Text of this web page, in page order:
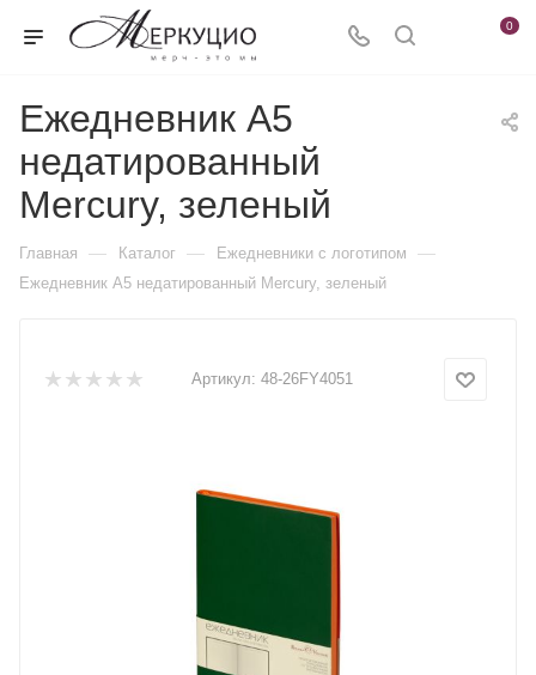
0
Ежедневник А5
недатированный
Mercury, зеленый
Главная — Каталог — Ежедневники c логотипом —
Ежедневник А5 недатированный Mercury, зеленый
Артикул: 48-26FY4051